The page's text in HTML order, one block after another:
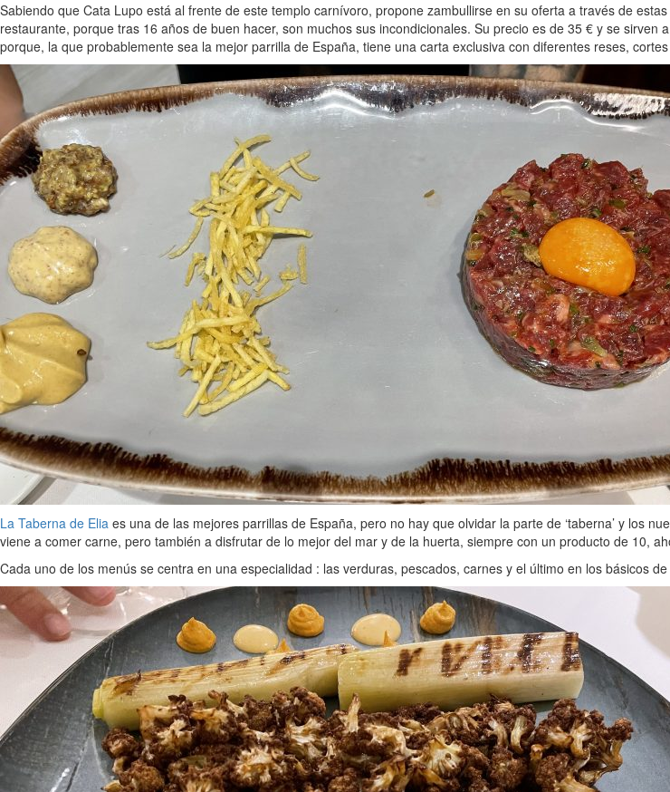
Sabiendo que Cata Lupo está al frente de este templo carnívoro, propone zambullirse en su oferta a través de
restaurante, porque tras 16 años de buen hacer, son muchos sus incondicionales. Su precio es de 35 € y se
porque, la que probablemente sea la mejor parrilla de España, tiene una carta exclusiva con diferentes reses,
La Taberna de Elia es una de las mejores parrillas de España, pero no hay que olvidar la parte de ‘taberna’ y los
viene a comer carne, pero también a disfrutar de lo mejor del mar y de la huerta, siempre con un producto de 10,
Cada uno de los menús se centra en una especialidad : las verduras, pescados, carnes y el último en los básicos